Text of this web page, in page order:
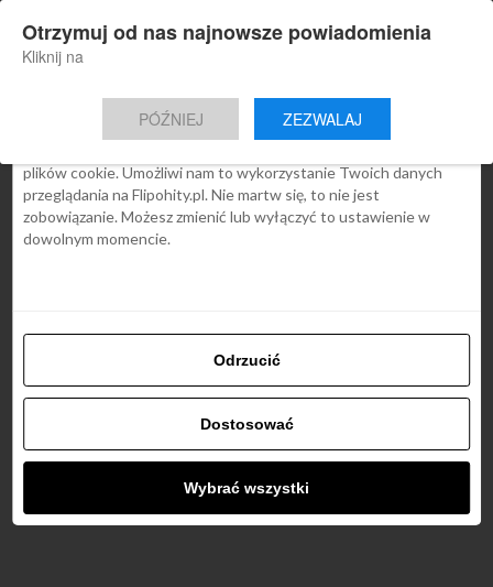
Nowa aplikacja Flipohity
Aktualne wiadomości, artykuły, TOP
Instalacja
Zgoda Szczegóły O cookies
Ta strona używa plików cookies
We Flipo robimy wszystko, aby pokazać Ci tylko te treści, które
plików cookie. Umożliwi nam to wykorzystanie Twoich danych
przeglądania na Flipohity.pl. Nie martw się, to nie jest
zobowiązanie. Możesz zmienić lub wyłączyć to ustawienie w
dowolnym momencie.
Odrzucić
Dostosować
Wybrać wszystki
Otrzymuj od nas najnowsze powiadomienia
Kliknij na
PÓŹNIEJ ZEZWALAJ